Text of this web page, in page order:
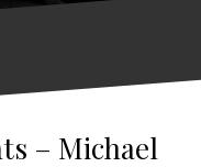
– Michael